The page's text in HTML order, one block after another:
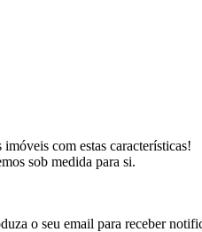
com estas características!
sob medida para si.
o seu email para receber